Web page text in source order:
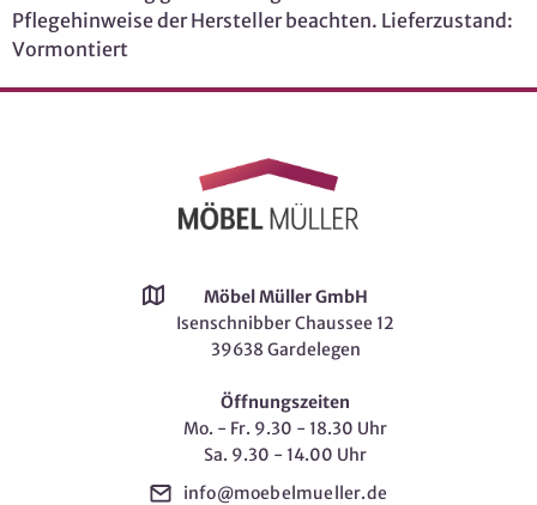
Pflegehinweise der Hersteller beachten. Lieferzustand:
Vormontiert
Möbel Müller GmbH
Isenschnibber Chaussee 12
39638 Gardelegen
Öffnungszeiten
Mo. - Fr. 9.30 - 18.30 Uhr
Sa. 9.30 - 14.00 Uhr
info@moebelmueller.de